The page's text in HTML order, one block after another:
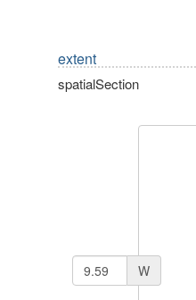
extent
spatialSection
W